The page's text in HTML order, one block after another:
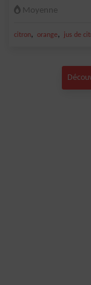
Moyenne
citron, orange, jus de